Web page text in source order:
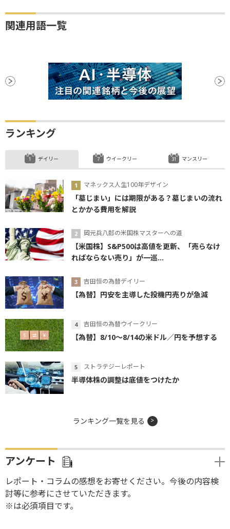
関連用語一覧
ランキング
デイリー
マネックス人生100年デザイン
「墓じまい」には期限がある？墓じまいの流れ
とかかる費用を解説
岡元兵八郎の米国株マスターへの道
【米国株】S&P500は高値を更新、「売らなけ
ればならない売り」が一巡...
吉田恒の為替デイリー
【為替】円安を主導した投機円売りが急減
吉田恒の為替ウイークリー
【為替】8/10～8/14の米ドル／円を予想する
ストラテジーレポート
半導体株の調整は底値をつけたか
ウイークリー マンスリー
ランキング一覧を見る
アンケート
レポート・コラムの感想をお寄せください。今後の内容検
討等に参考にさせていただきます。
※は必須項目です。